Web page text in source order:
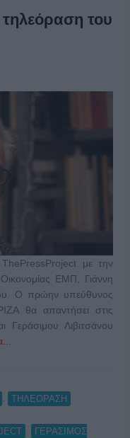
του
ThePressProject με την
ΕΜΠ, Γιάννη
Ο πρώην υπεύθυνος
θα απαντήσει στις
Λιβιτσάνου
ΤΗΛΕΟΡΑΣΗ
ΓΕΡΑΣΙΜΟΣ